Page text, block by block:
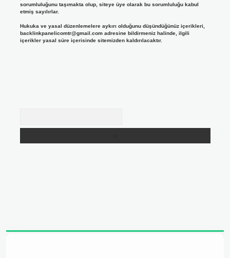
sorumluluğunu taşımakta olup, siteye üye olarak bu sorumluluğu kabul
etmiş sayılırlar.
Hukuka ve yasal düzenlemelere aykırı olduğunu düşündüğünüz içerikleri,
backlinkpanelicomtr@gmail.comadresine bildirmeniz halinde, ilgili
içerikler yasal süre içerisinde sitemizden kaldırılacaktır.